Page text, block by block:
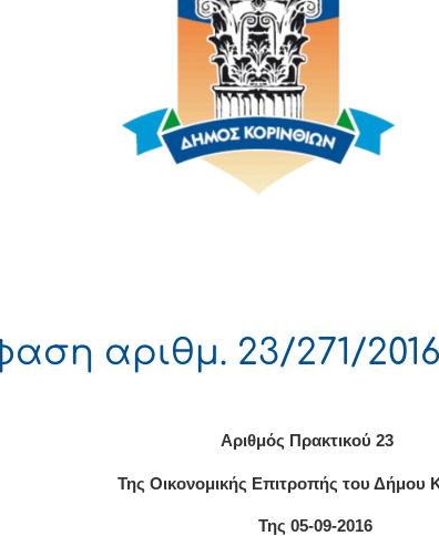
αριθμ. 23/271/2016
Αριθμός Πρακτικού 23
Της Οικονομικής Επιτρoπής τoυ Δήμoυ
Της 05-09-2016